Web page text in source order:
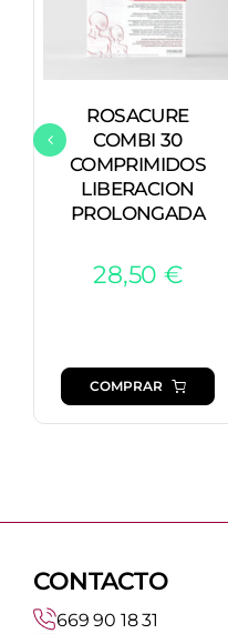
ROSACURE
COMBI 30
COMPRIMIDOS
LIBERACION
PROLONGADA
28,50 €
COMPRAR
CONTACTO
669 90 18 31